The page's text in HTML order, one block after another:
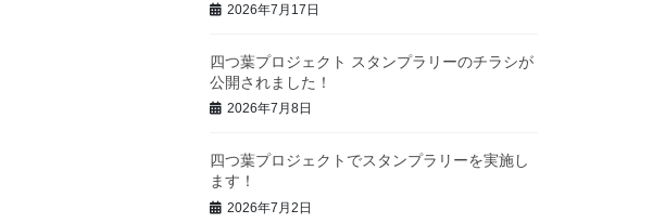
2026年7月17日
四つ葉プロジェクト スタンプラリーのチラシが
公開されました！
2026年7月8日
四つ葉プロジェクトでスタンプラリーを実施し
ます！
2026年7月2日